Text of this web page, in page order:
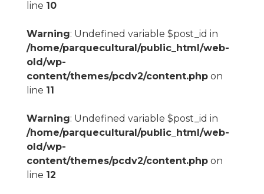
line 10
Warning: Undefined variable $post_id in
/home/parquecultural/public_html/web-
old/wp-
content/themes/pcdv2/content.phpon
line 11
Warning: Undefined variable $post_id in
/home/parquecultural/public_html/web-
old/wp-
content/themes/pcdv2/content.phpon
line 12